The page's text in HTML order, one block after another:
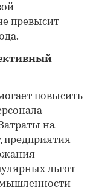
превысит
повысить
на
предприятия
льгот